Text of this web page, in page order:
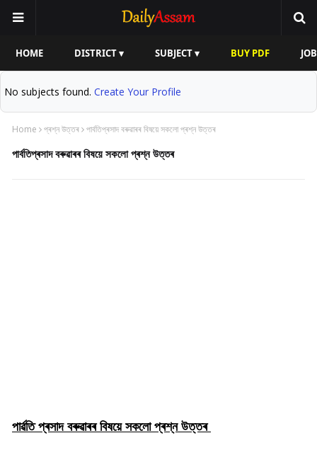
HOME DISTRICT ▾ SUBJECT ▾ BUY PDF
No subjects found. Create Your Profile
Home প্ৰশ্ন উত্তৰ পাৰ্বতিপ্ৰসাদ বৰুৱাৰৰ বিষয়ে সকলো প্ৰশ্ন উত্তৰ
পাৰ্বতিপ্ৰসাদ বৰুৱাৰৰ বিষয়ে সকলো প্ৰশ্ন উত্তৰ
পাৰ্ৱতি প্ৰসাদ বৰুৱাৰৰ বিষয়ে সকলো প্ৰশ্ন উত্তৰ